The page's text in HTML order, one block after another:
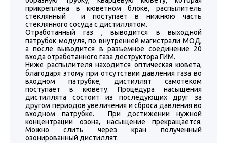
прикреплена в кюветном блоке, распылитель
стеклянный и поступает в нижнюю часть
стеклянного сосуда с дистиллятом.
Отработанный газ , выводится в выходной
патрубок модуля, по внутренней магистрали МОД,
а после выводится в разъемное соединение 20
входа отработанного газа деструктора ГИМ.
Ниже распылителя находится оптическая кювета,
благодаря этому при отсутствии давления газа во
входном патрубке, дистиллят самотеком
поступает в кювету. Процедура насыщения
дистиллята состоит из последующих друг за
другом периодов увеличения и сброса давления во
входном патрубке. При достижении нужной
концентрации озона, насыщение прекращается.
Можно слить через кран полученный
озонированный дистиллят.